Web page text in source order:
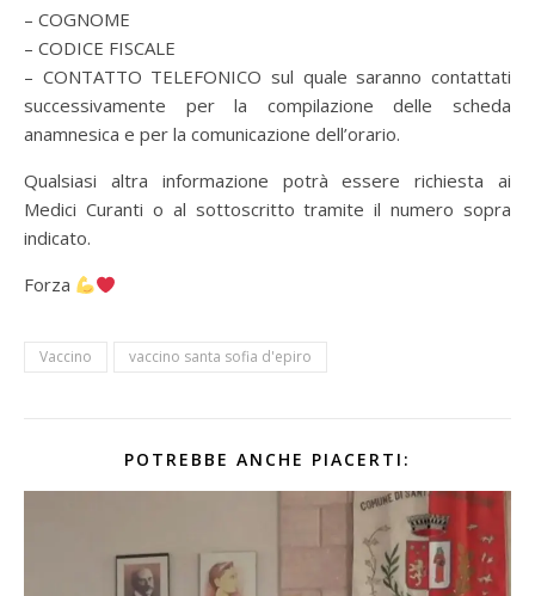
– COGNOME
– CODICE FISCALE
– CONTATTO TELEFONICO sul quale saranno contattati
successivamente per la compilazione delle scheda
anamnesica e per la comunicazione dell’orario.
Qualsiasi altra informazione potrà essere richiesta ai
Medici Curanti o al sottoscritto tramite il numero sopra
indicato.
Forza
Vaccino vaccino santa sofia d'epiro
POTREBBE ANCHE PIACERTI: